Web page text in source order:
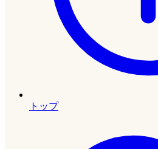
トップ